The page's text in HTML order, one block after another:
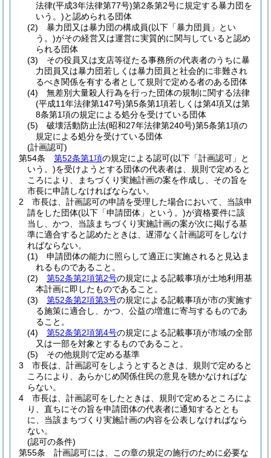
法律(平成3年法律第77号)第2条第2号に規定する暴力団を
いう。)と認められる団体
(2)
暴力団又は暴力団の構成員(以下「暴力団員」とい
う。)がその経営又は運営に実質的に関与していると認め
られる団体
(3)
その役員又は支店等従たる事務所の代表者のうちに暴
力団員又は暴力団若しくは暴力団員と社会的に非難され
るべき関係を有する者として規則で定める者のある団体
(4)
無差別大量殺人行為を行った団体の規制に関する法律
(平成11年法律第147号)第5条第1項若しくは第4項又は第
8条第1項の規定による処分を受けている団体
(5)
破壊活動防止法(昭和27年法律第240号)第5条第1項の
規定による処分を受けている団体
(計画認可)
第54条
第52条第1項の規定による認可(以下「計画認可」と
いう。)を受けようとする団体の代表者は、規則で定めると
ころにより、まちづくり実施計画の案を作成し、その旨を
市長に申請しなければならない。
2
市長は、計画認可の申請を受理した場合において、当該申
請をした団体(以下「申請団体」という。)が資格要件に該
当し、かつ、当該まちづくり実施計画の案が次に掲げる基
準に適合すると認めたときは、遅滞なく計画認可をしなけ
ればならない。
(1)
申請団体の能力に照らして適正に実施されると見込ま
れるものであること。
(2)
第52条第2項第2号の規定による記載事項が土地利用基
本計画に即したものであること。
(3)
第52条第2項第3号の規定による記載事項が市の実施す
る施策に適合し、かつ、公益の増進に寄与するものであ
ること。
(4)
第52条第2項第4号の規定による記載事項が市域の全部
又は一部を対象とするものであること。
(5)
その他規則で定める基準
3
市長は、計画認可をしようとするときは、規則で定めると
ころにより、あらかじめ関係住民の意見を聴かなければな
らない。
4
市長は、計画認可をしたときは、規則で定めるところによ
り、直ちにその旨を申請団体の代表者に通知するととも
に、当該まちづくり実施計画の内容を公表しなければなら
ない。
(認可の条件)
第55条
計画認可には、この章の規定の施行のために必要な